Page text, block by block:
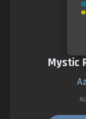
Mystic